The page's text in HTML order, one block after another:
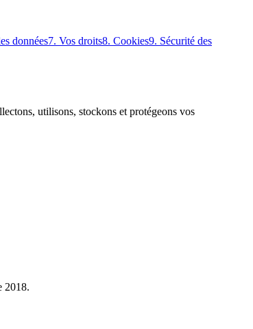
données7. Vos droits8. Cookies9. Sécurité des
utilisons, stockons et protégeons vos
2018.